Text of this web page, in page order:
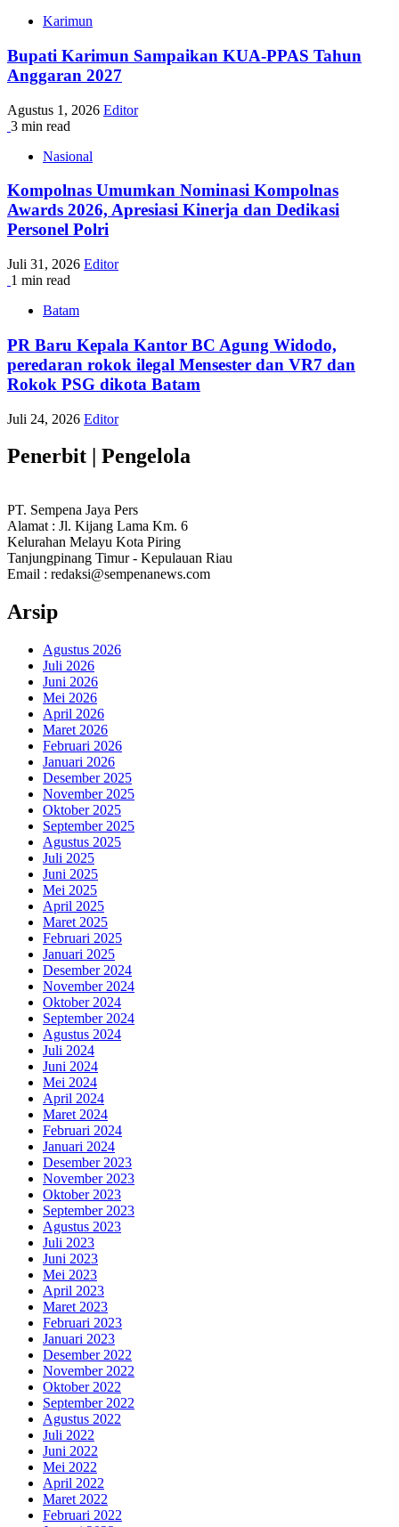
Karimun
Bupati Karimun Sampaikan KUA-PPAS Tahun
Anggaran 2027
Agustus 1, 2026 Editor
3 min read
Nasional
Kompolnas Umumkan Nominasi Kompolnas
Awards 2026, Apresiasi Kinerja dan Dedikasi
Personel Polri
Juli 31, 2026 Editor
1 min read
Batam
PR Baru Kepala Kantor BC Agung Widodo,
peredaran rokok ilegal Mensester dan VR7 dan
Rokok PSG dikota Batam
Juli 24, 2026 Editor
Penerbit | Pengelola
PT. Sempena Jaya Pers
Alamat : Jl. Kijang Lama Km. 6
Kelurahan Melayu Kota Piring
Tanjungpinang Timur - Kepulauan Riau
Email : redaksi@sempenanews.com
Arsip
Agustus 2026
Juli 2026
Juni 2026
Mei 2026
April 2026
Maret 2026
Februari 2026
Januari 2026
Desember 2025
November 2025
Oktober 2025
September 2025
Agustus 2025
Juli 2025
Juni 2025
Mei 2025
April 2025
Maret 2025
Februari 2025
Januari 2025
Desember 2024
November 2024
Oktober 2024
September 2024
Agustus 2024
Juli 2024
Juni 2024
Mei 2024
April 2024
Maret 2024
Februari 2024
Januari 2024
Desember 2023
November 2023
Oktober 2023
September 2023
Agustus 2023
Juli 2023
Juni 2023
Mei 2023
April 2023
Maret 2023
Februari 2023
Januari 2023
Desember 2022
November 2022
Oktober 2022
September 2022
Agustus 2022
Juli 2022
Juni 2022
Mei 2022
April 2022
Maret 2022
Februari 2022